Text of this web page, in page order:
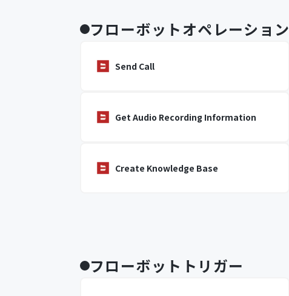
フローボットオペレーション
Send Call
Get Audio Recording Information
Create Knowledge Base
フローボットトリガー